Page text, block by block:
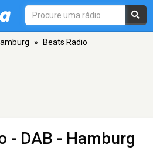
» Beats Radio
- DAB - Hamburg